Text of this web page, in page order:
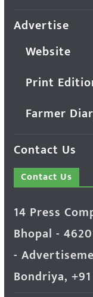
Advertise
Website
Print
Farmer
Contact Us
Contact Us
14 Press
Bhopal -
-
Bondriya,